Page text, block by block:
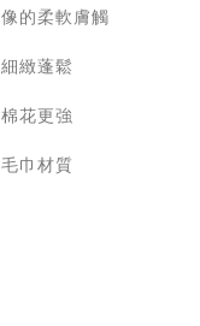
的柔軟膚觸
緻蓬鬆
花更強
巾材質